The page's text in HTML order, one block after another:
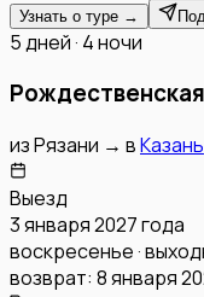
Узнать о туре →
5 дней · 4 ночи
изРязани → вКазань
Выезд
3 января 2027 года
воскресенье ·
возврат: 8 января